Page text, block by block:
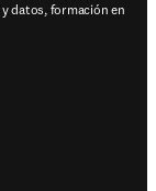
datos, formación en